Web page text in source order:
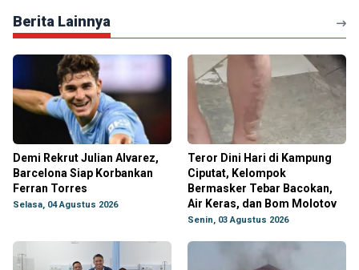
Berita Lainnya
Demi Rekrut Julian Alvarez,
Barcelona Siap Korbankan
Ferran Torres
Selasa, 04 Agustus 2026
Teror Dini Hari di Kampung
Ciputat, Kelompok
Bermasker Tebar Bacokan,
Air Keras, dan Bom Molotov
Senin, 03 Agustus 2026